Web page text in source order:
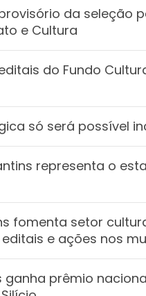
da seleção
e Cultura
do Fundo
só será possível
representa o
fomenta setor
e ações nos
prêmio